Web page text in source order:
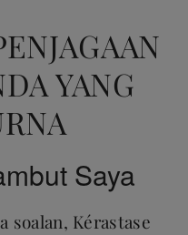
YANG
Saya
soalan, Kérastase